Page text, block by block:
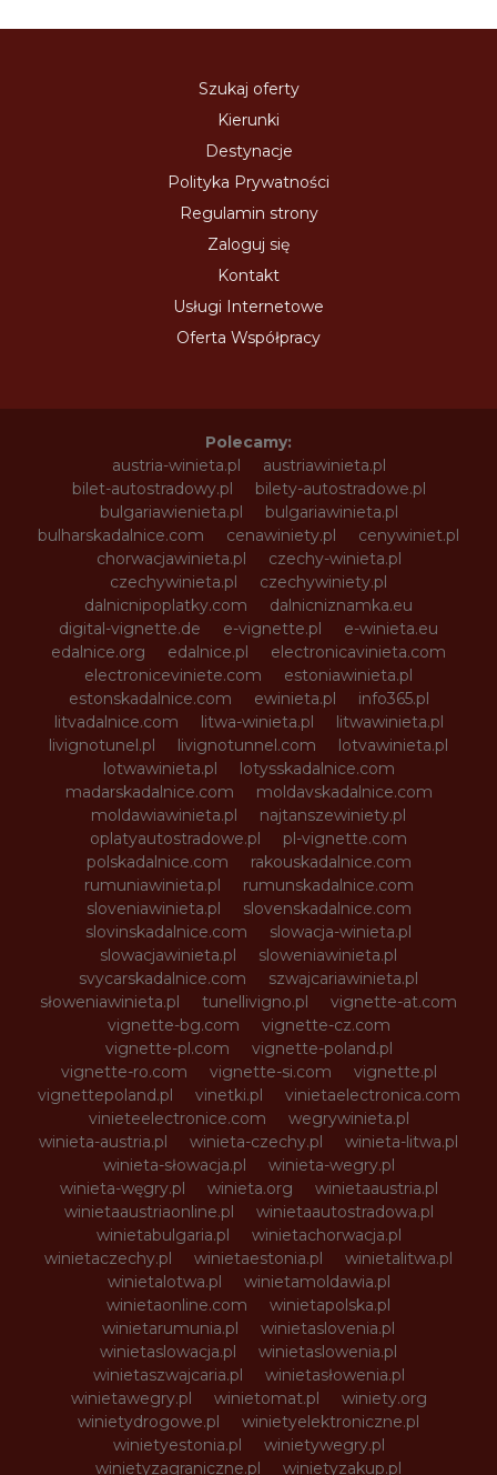
Szukaj oferty
Kierunki
Destynacje
Polityka Prywatności
Regulamin strony
Zaloguj się
Kontakt
Usługi Internetowe
Oferta Współpracy
Polecamy:
austria-winieta.pl
austriawinieta.pl
bilet-autostradowy.pl
bilety-autostradowe.pl
bulgariawienieta.pl
bulgariawinieta.pl
bulharskadalnice.com
cenawiniety.pl
cenywiniet.pl
chorwacjawinieta.pl
czechy-winieta.pl
czechywinieta.pl
czechywiniety.pl
dalnicnipoplatky.com
dalnicniznamka.eu
digital-vignette.de
e-vignette.pl
e-winieta.eu
edalnice.org
edalnice.pl
electronicavinieta.com
electroniceviniete.com
estoniawinieta.pl
estonskadalnice.com
ewinieta.pl
info365.pl
litvadalnice.com
litwa-winieta.pl
litwawinieta.pl
livignotunel.pl
livignotunnel.com
lotvawinieta.pl
lotwawinieta.pl
lotysskadalnice.com
madarskadalnice.com
moldavskadalnice.com
moldawiawinieta.pl
najtanszewiniety.pl
oplatyautostradowe.pl
pl-vignette.com
polskadalnice.com
rakouskadalnice.com
rumuniawinieta.pl
rumunskadalnice.com
sloveniawinieta.pl
slovenskadalnice.com
slovinskadalnice.com
slowacja-winieta.pl
slowacjawinieta.pl
sloweniawinieta.pl
svycarskadalnice.com
szwajcariawinieta.pl
słoweniawinieta.pl
tunellivigno.pl
vignette-at.com
vignette-bg.com
vignette-cz.com
vignette-pl.com
vignette-poland.pl
vignette-ro.com
vignette-si.com
vignette.pl
vignettepoland.pl
vinetki.pl
vinietaelectronica.com
vinieteelectronice.com
wegrywinieta.pl
winieta-austria.pl
winieta-czechy.pl
winieta-litwa.pl
winieta-słowacja.pl
winieta-wegry.pl
winieta-węgry.pl
winieta.org
winietaaustria.pl
winietaaustriaonline.pl
winietaautostradowa.pl
winietabulgaria.pl
winietachorwacja.pl
winietaczechy.pl
winietaestonia.pl
winietalitwa.pl
winietalotwa.pl
winietamoldawia.pl
winietaonline.com
winietapolska.pl
winietarumunia.pl
winietaslovenia.pl
winietaslowacja.pl
winietaslowenia.pl
winietaszwajcaria.pl
winietasłowenia.pl
winietawegry.pl
winietomat.pl
winiety.org
winietydrogowe.pl
winietyelektroniczne.pl
winietyestonia.pl
winietywegry.pl
winietyzagraniczne.pl
winietyzakup.pl